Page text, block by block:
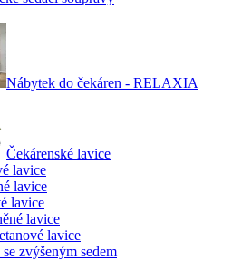
Nábytek do čekáren - RELAXIA
Čekárenské lavice
lavice
lavice
lavice
lavice
lavice
zvýšeným sedem